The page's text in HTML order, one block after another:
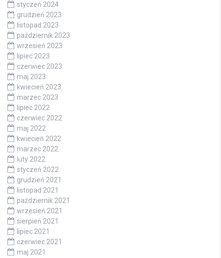
styczeń 2024
grudzień 2023
listopad 2023
październik 2023
wrzesień 2023
lipiec 2023
czerwiec 2023
maj 2023
kwiecień 2023
marzec 2023
lipiec 2022
czerwiec 2022
maj 2022
kwiecień 2022
marzec 2022
luty 2022
styczeń 2022
grudzień 2021
listopad 2021
październik 2021
wrzesień 2021
sierpień 2021
lipiec 2021
czerwiec 2021
maj 2021